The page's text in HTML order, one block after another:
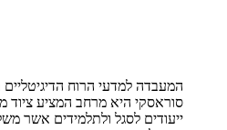
המעבדה למדעי הרוח
סוראסקי היא מרחב המציע
ייעודים לסגל ולתלמידים אשר